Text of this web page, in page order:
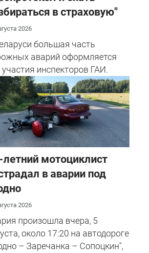
в страховую"
2026
большая часть
аварий оформляется
участия инспекторов ГАИ.
летний мотоциклист
в аварии под
2026
произошла вчера, 5
около 17:20 на автодороге
– Заречанка – Сопоцкин",